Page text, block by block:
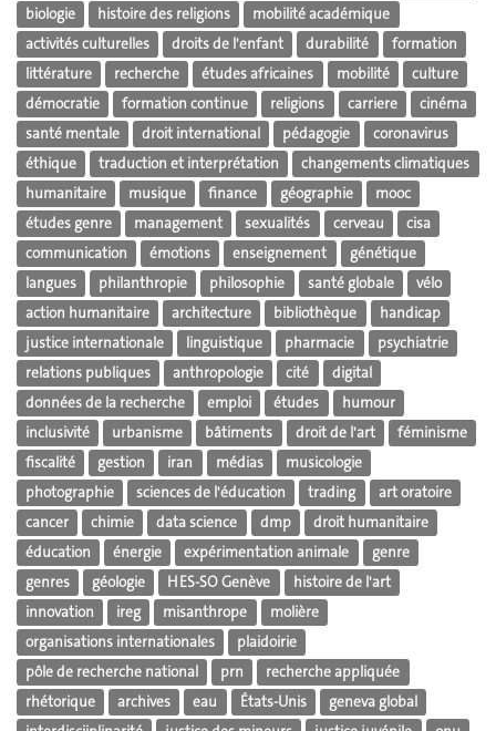
biologie
histoire des religions
mobilité académique
activités culturelles
droits de l'enfant durabilité
formation
littérature
recherche études africaines mobilité
culture
démocratie
formation continue religions carriere
cinéma
santé mentale
droit international pédagogie
coronavirus
éthique
traduction et interprétation
changements climatiques
humanitaire
musique finance géographie
mooc
études genre
management sexualités cerveau
cisa
communication
émotions enseignement
génétique
langues
philanthropie philosophie santé globale
vélo
action humanitaire
architecture bibliothèque
handicap
justice internationale
linguistique pharmacie
psychiatrie
relations publiques
anthropologie cité
digital
données de la recherche
emploi études
humour
inclusivité
urbanisme bâtiments droit de l'art
féminisme
fiscalité
gestion iran médias
musicologie
photographie
sciences de l'éducation trading
art oratoire
cancer
chimie data science dmp
droit humanitaire
éducation
énergie expérimentation animale
genre
genres
géologie HES-SO Genève
histoire de l'art
innovation
ireg misanthrope
molière
organisations internationales
plaidoirie
pôle de recherche national
prn
recherche appliquée
rhétorique
archives eau États-Unis
geneva global